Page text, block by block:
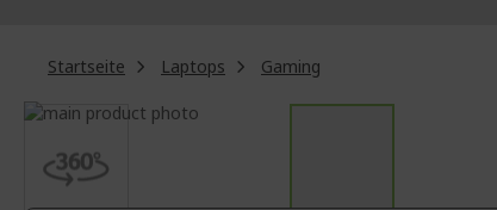
Startseite Laptops
Gaming
Zum
der
Bildgalerie
Anfang